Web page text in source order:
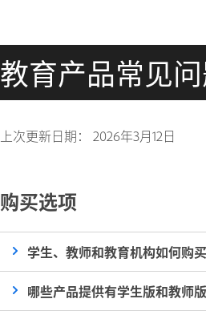
教育产品常见
上次更新日期： 2026年3月12日
购买选项
学生、教师和教育机构如何购
哪些产品提供有学生版和教师版